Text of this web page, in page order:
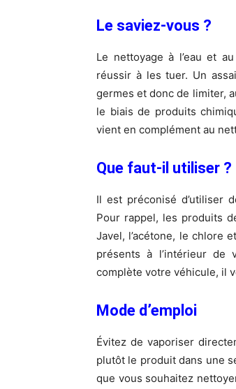
Le saviez-vous ?
Le nettoyage à l’eau et
réussir à les tuer. Un
germes et donc de limiter,
le biais de produits
vient en complément au
Que faut-il utiliser ?
Il est préconisé d’utiliser
Pour rappel, les produits
Javel, l’acétone, le chlore
présents à l’intérieur de
complète votre véhicule, il
Mode d’emploi
Évitez de vaporiser
plutôt le produit dans une
que vous souhaitez